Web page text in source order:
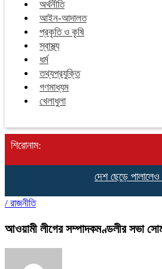
অর্থনীতি
আইন-আদালত
প্রকৃতি ও কৃষি
স্বাস্থ্য
ধর্ম
তথ্যপ্রযুক্তি
গণমাধ্যম
খেলাধুলা
শিরোনাম:
দেশ ছেড়ে পালালেও
/ রাজনীতি
আওয়ামী লীগের সম্পাদকমণ্ডলীর সভা